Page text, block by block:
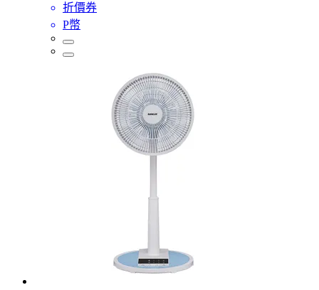
折價券
P幣